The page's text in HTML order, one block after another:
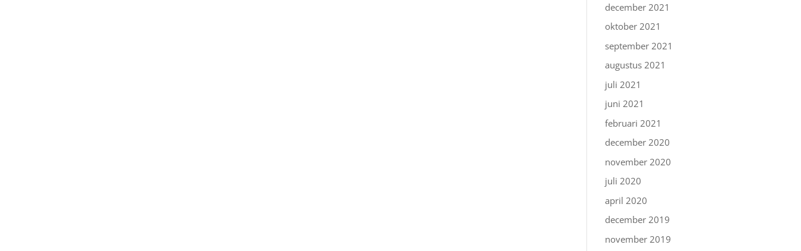
december 2021
oktober 2021
september 2021
augustus 2021
juli 2021
juni 2021
februari 2021
december 2020
november 2020
juli 2020
april 2020
december 2019
november 2019